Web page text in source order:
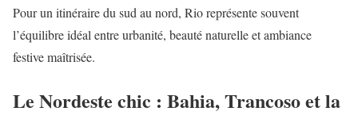
Pour un itinéraire du sud au nord, Rio représente souvent
l’équilibre idéal entre urbanité, beauté naturelle et ambiance
festive maîtrisée.
Le Nordeste chic : Bahia, Trancoso et la